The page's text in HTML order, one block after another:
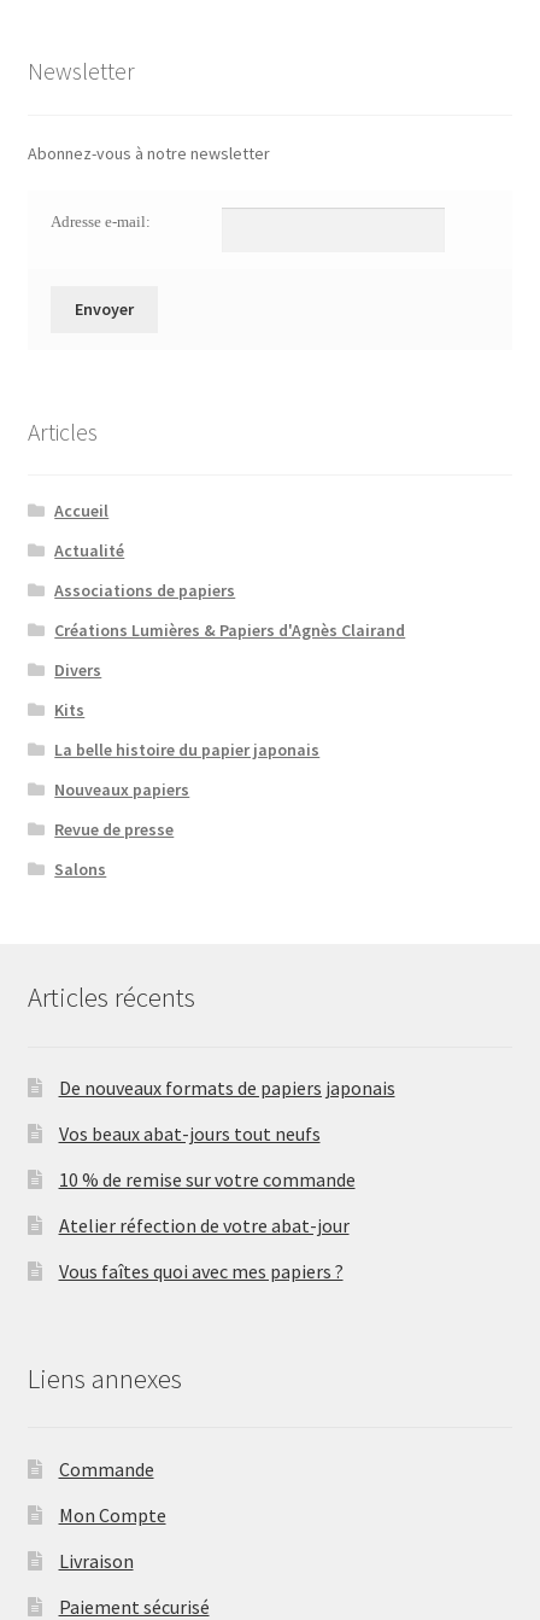
Newsletter
Abonnez-vous à notre newsletter
Adresse e-mail:
Articles
Accueil
Actualité
Associations de papiers
Créations Lumières & Papiers d'Agnès Clairand
Divers
Kits
La belle histoire du papier japonais
Nouveaux papiers
Revue de presse
Salons
Articles récents
De nouveaux formats de papiers japonais
Vos beaux abat-jours tout neufs
10 % de remise sur votre commande
Atelier réfection de votre abat-jour
Vous faîtes quoi avec mes papiers ?
Liens annexes
Commande
Mon Compte
Livraison
Paiement sécurisé